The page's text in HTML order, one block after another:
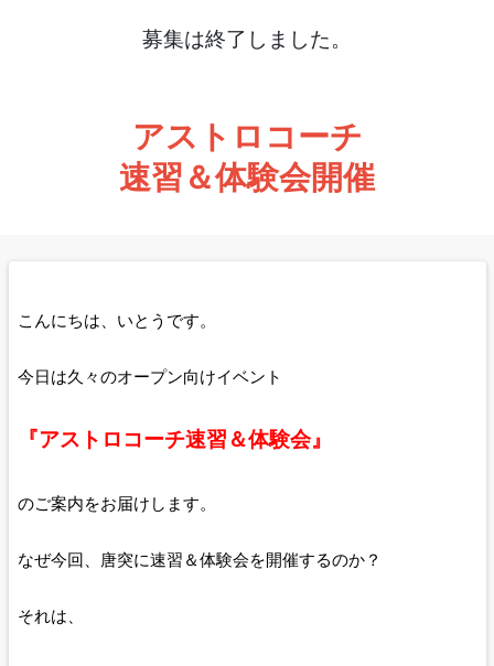
募集は終了しました。
アストロコーチ
速習＆体験会開催
こんにちは、いとうです。
今日は久々のオープン向けイベント
『アストロコーチ速習＆体験会』
のご案内をお届けします。
なぜ今回、唐突に速習＆体験会を開催するのか？
それは、